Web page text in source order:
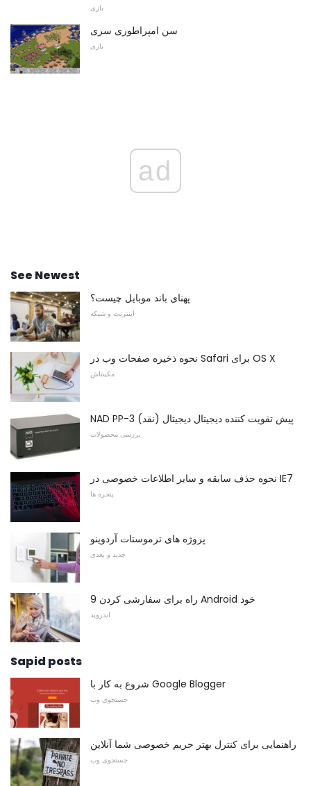
بازی
سن امپراطوری سری
بازی
ad
See Newest
پهنای باند موبایل چیست؟
اینترنت و شبکه
نحوه ذخیره صفحات وب در Safari برای OS X
مکینتاش
NAD PP-3 پیش تقویت کننده دیجیتال دیجیتال (نقد)
بررسی محصولات
نحوه حذف سابقه و سایر اطلاعات خصوصی در IE7
پنجره ها
پروژه های ترموستات آردوینو
جدید و بعدی
9 راه برای سفارشی کردن Android خود
اندروید
Sapid posts
شروع به کار با Google Blogger
جستجوی وب
راهنمایی برای کنترل بهتر حریم خصوصی شما آنلاین
جستجوی وب